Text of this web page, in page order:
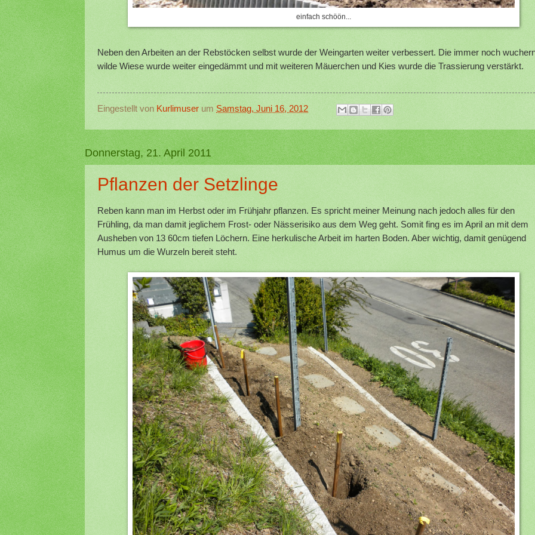
einfach schöön...
Neben den Arbeiten an der Rebstöcken selbst wurde der Weingarten weiter verbessert. Die immer noch
wilde Wiese wurde weiter eingedämmt und mit weiteren Mäuerchen und Kies wurde die Trassierung verstärkt.
Eingestellt von Kurlimuser um Samstag, Juni 16, 2012
Donnerstag, 21. April 2011
Pflanzen der Setzlinge
Reben kann man im Herbst oder im Frühjahr pflanzen. Es spricht meiner Meinung nach jedoch alles für den
Frühling, da man damit jeglichem Frost- oder Nässerisiko aus dem Weg geht. Somit fing es im April an mit dem
Ausheben von 13 60cm tiefen Löchern. Eine herkulische Arbeit im harten Boden. Aber wichtig, damit genügend
Humus um die Wurzeln bereit steht.